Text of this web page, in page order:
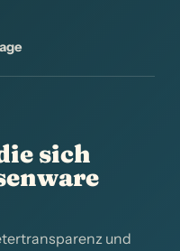
sich
und